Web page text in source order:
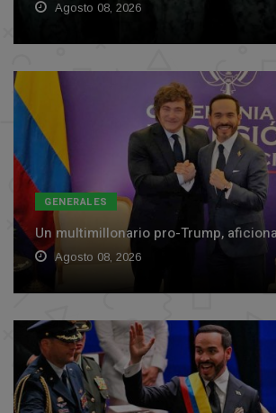
Agosto 08, 2026
GENERALES
Un multimillonario pro-Trump,
Agosto 08, 2026